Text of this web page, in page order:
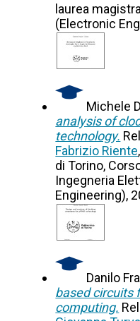
laurea
(Electronic
Michele
analysis of
technology.
Fabrizio Riente,
di Torino,
Ingegneria
Engineering),
Danilo
based circuits
computing.